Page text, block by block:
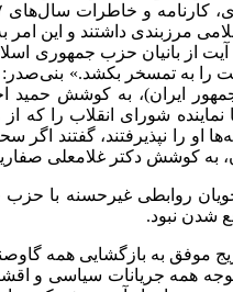
مرزبندی داشتند و این
آیت از بانیان حزب
را به تمسخر بکشد.»
شورای انقلاب را
او را نپذیرفتند،
کوشش دکتر غلامعلی
روابطی غیرحسنه
شدن نبود.
موفق به بازگشایی همه
همه جریانات سیاسی و